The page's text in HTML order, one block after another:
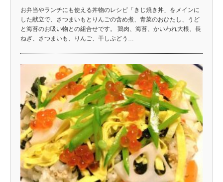
お弁当やランチにも使える丼物のレシピ「きじ焼き丼」をメインに
した献立で、さつまいもとりんごの含め煮、青菜のおひたし、うど
と海苔のお吸い物との組合せです。 鶏肉、海苔、かいわれ大根、長
ねぎ、さつまいも、りんご、干しぶどう…